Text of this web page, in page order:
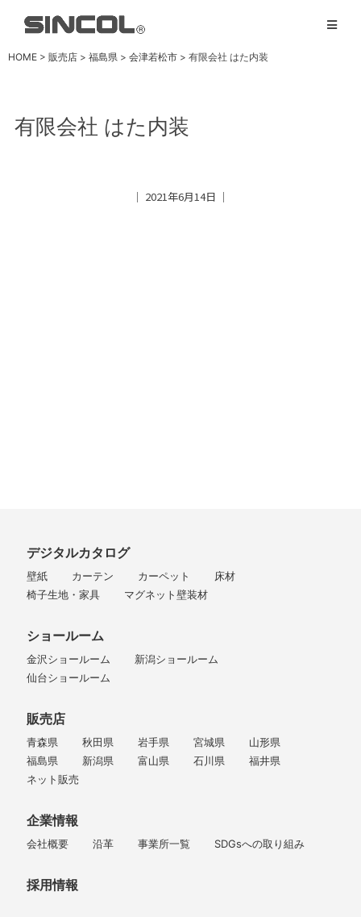
HOME > 販売店 > 福島県 > 会津若松市 > 有限会社 はた内装
有限会社 はた内装
│ 2021年6月14日 │
デジタルカタログ
壁紙 カーテン カーペット
床材
椅子生地・家具
マグネット壁装材
ショールーム
金沢ショールーム
新潟ショールーム
仙台ショールーム
販売店
青森県 秋田県 岩手県 宮城県
山形県
福島県
新潟県 富山県 石川県
福井県
ネット販売
企業情報
会社概要 沿革 事業所一覧 SDGsへの取り組み
採用情報